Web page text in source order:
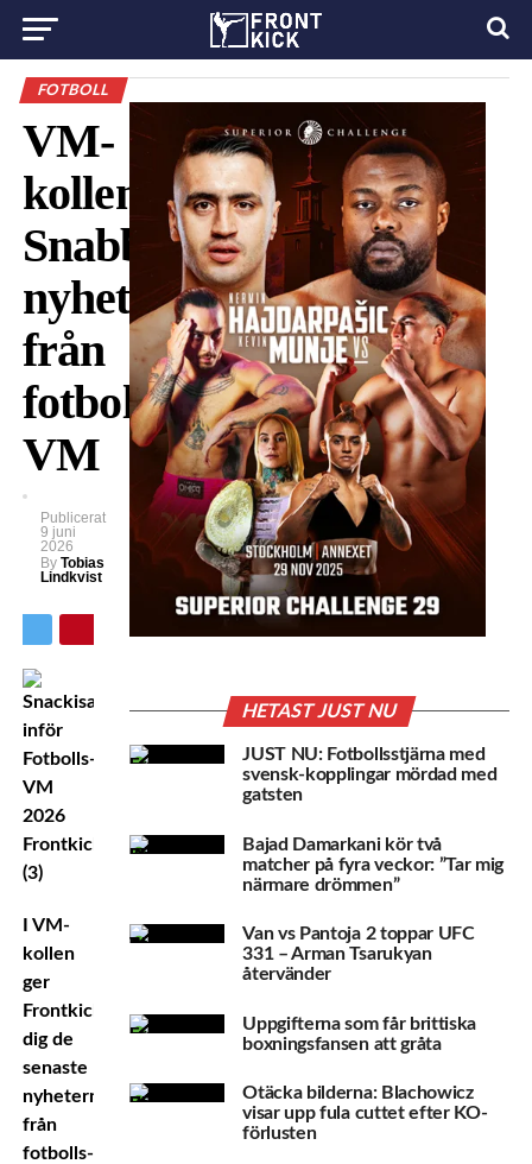
FOTBOLL
VM-
kollen:
Snabba
nyheter
från
fotbolls-
VM
Publicerat
9 juni
2026
By Tobias
Lindkvist
I VM-
kollen
ger
Frontkick.online
dig de
senaste
nyheterna
från
fotbolls-
HETAST JUST NU
JUST NU: Fotbollsstjärna med
svensk-kopplingar mördad med
gatsten
Bajad Damarkani kör två
matcher på fyra veckor: ”Tar mig
närmare drömmen”
Van vs Pantoja 2 toppar UFC
331 – Arman Tsarukyan
återvänder
Uppgifterna som får brittiska
boxningsfansen att gråta
Otäcka bilderna: Blachowicz
visar upp fula cuttet efter KO-
förlusten